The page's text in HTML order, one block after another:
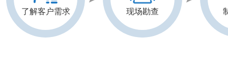
了解客户需求 现场勘查